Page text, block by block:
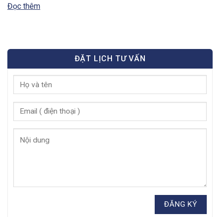
Đọc thêm
ĐẶT LỊCH TƯ VẤN